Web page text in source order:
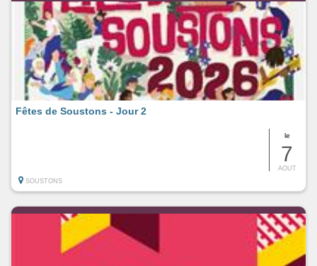
le
7
AOUT
Fêtes de Soustons - Jour 2
SOUSTONS